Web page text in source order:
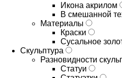
Икона акрилом
В смешанной
Материалы
Краски
Сусальное
Скульптура
Разновидности
Статуи